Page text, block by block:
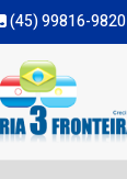
(45) 99816-9820